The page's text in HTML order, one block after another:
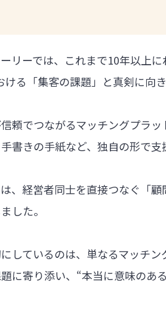
リーでは、これまで10年以上に
る「集客の課題」と真剣に向き
頼でつながるマッチングプラッ
書きの手紙など、独自の形で支
、経営者同士を直接つなぐ「
した。
しているのは、単なるマッチ
に寄り添い、“本当に意味のあ